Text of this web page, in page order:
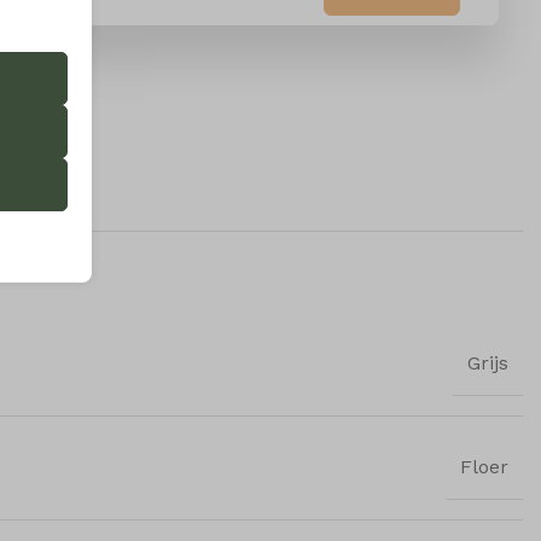
Grijs
Floer